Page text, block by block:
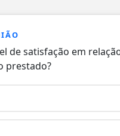
de satisfação em
prestado?